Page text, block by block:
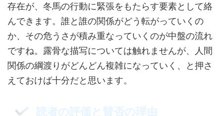
存在が、冬馬の行動に緊張をもたらす要素として絡
んできます。誰と誰の関係がどう転がっていくの
か、その危うさが積み重なっていくのが中盤の流れ
ですね。露骨な描写については触れませんが、人間
関係の綱渡りがどんどん複雑になっていく、と押さ
えておけば十分だと思います。
読者の評価と賛否の理由